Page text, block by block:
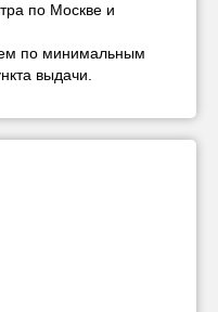
по Москве и
по минимальным
выдачи.